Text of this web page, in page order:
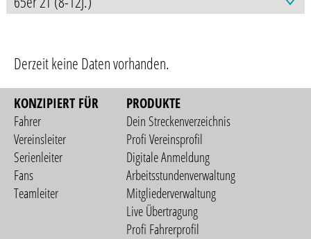
Derzeit keine Daten vorhanden.
KONZIPIERT FÜR
Fahrer
Vereinsleiter
Serienleiter
Fans
Teamleiter
PRODUKTE
Dein Streckenverzeichnis
Profi Vereinsprofil
Digitale Anmeldung
Arbeitsstundenverwaltung
Mitgliederverwaltung
Live Übertragung
Profi Fahrerprofil